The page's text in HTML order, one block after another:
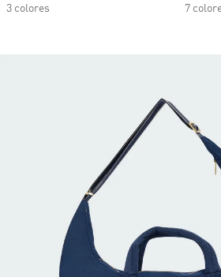
3 colores
7